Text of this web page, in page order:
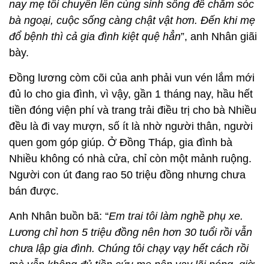
nay mẹ tôi chuyển lên cùng sinh sống để chăm sóc
bà ngoại, cuộc sống càng chật vật hơn. Đến khi mẹ
đổ bệnh thì cả gia đình kiệt quệ hẳn”, anh Nhân giãi
bày.
Đồng lương còm cõi của anh phải vun vén lắm mới
đủ lo cho gia đình, vì vậy, gần 1 tháng nay, hầu hết
tiền đóng viện phí và trang trải điều trị cho bà Nhiều
đều là đi vay mượn, số ít là nhờ người thân, người
quen gom góp giúp. Ở Đồng Tháp, gia đình bà
Nhiều không có nhà cửa, chỉ còn một mảnh ruộng.
Người con út đang rao 50 triệu đồng nhưng chưa
bán được.
Anh Nhân buồn bã: “Em trai tôi làm nghề phụ xe.
Lương chỉ hơn 5 triệu đồng nên hơn 30 tuổi rồi vẫn
chưa lập gia đình. Chúng tôi chạy vạy hết cách rồi